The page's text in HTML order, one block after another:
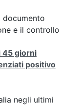
documento
e il controllo
45 giorni
positivo
negli ultimi